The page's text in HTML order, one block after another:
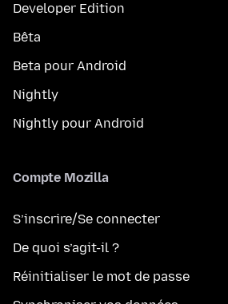
Developer Edition
Bêta
Beta pour Android
Nightly
Nightly pour Android
Compte Mozilla
S’inscrire/Se connecter
De quoi s’agit-il ?
Réinitialiser le mot de passe